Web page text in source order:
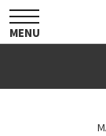
toggle
navigation
MENU